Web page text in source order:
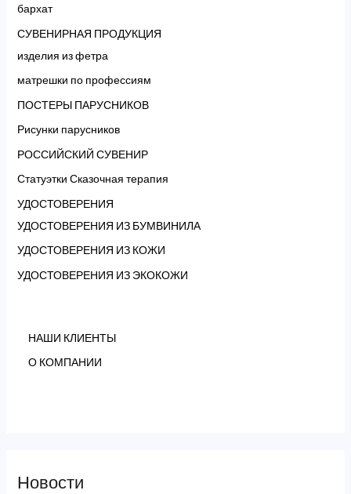
бархат
СУВЕНИРНАЯ ПРОДУКЦИЯ
изделия из фетра
матрешки по профессиям
ПОСТЕРЫ ПАРУСНИКОВ
Рисунки парусников
РОССИЙСКИЙ СУВЕНИР
Статуэтки Сказочная терапия
УДОСТОВЕРЕНИЯ
УДОСТОВЕРЕНИЯ ИЗ БУМВИНИЛА
УДОСТОВЕРЕНИЯ ИЗ КОЖИ
УДОСТОВЕРЕНИЯ ИЗ ЭКОКОЖИ
НАШИ КЛИЕНТЫ
О КОМПАНИИ
Новости